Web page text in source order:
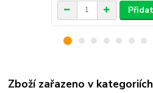
Zboží zařazeno v kategoriích